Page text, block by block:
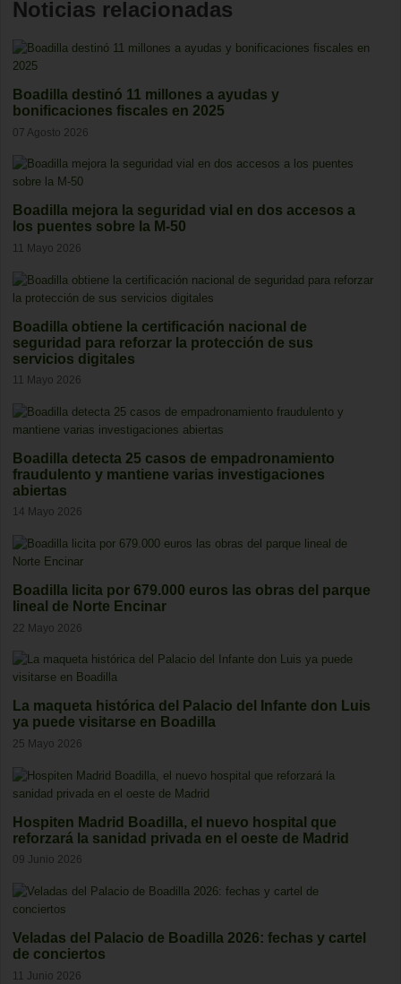
Noticias relacionadas
Boadilla destinó 11 millones a ayudas y
bonificaciones fiscales en 2025
07 Agosto 2026
Boadilla mejora la seguridad vial en dos accesos a
los puentes sobre la M-50
11 Mayo 2026
Boadilla obtiene la certificación nacional de
seguridad para reforzar la protección de sus
servicios digitales
11 Mayo 2026
Boadilla detecta 25 casos de empadronamiento
fraudulento y mantiene varias investigaciones
abiertas
14 Mayo 2026
Boadilla licita por 679.000 euros las obras del parque
lineal de Norte Encinar
22 Mayo 2026
La maqueta histórica del Palacio del Infante don Luis
ya puede visitarse en Boadilla
25 Mayo 2026
Hospiten Madrid Boadilla, el nuevo hospital que
reforzará la sanidad privada en el oeste de Madrid
09 Junio 2026
Veladas del Palacio de Boadilla 2026: fechas y cartel
de conciertos
11 Junio 2026